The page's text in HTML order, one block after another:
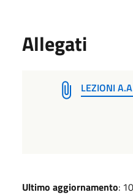
Allegati
LEZIONI
Ultimo aggiornamento: